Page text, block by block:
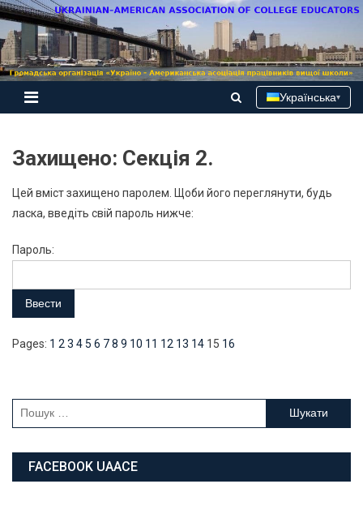
Skip
content
Українська▾
Захищено: Секція 2.
Цей вміст захищено паролем. Щоби його переглянути, будь
ласка, введіть свій пароль нижче:
Пароль:
Pages: 1 2 3 4 5 6 78 9 10 11 12 13 14 15 16
Пошук:
FACEBOOK UAACE